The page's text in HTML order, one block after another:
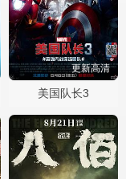
更新高清
美国队长3